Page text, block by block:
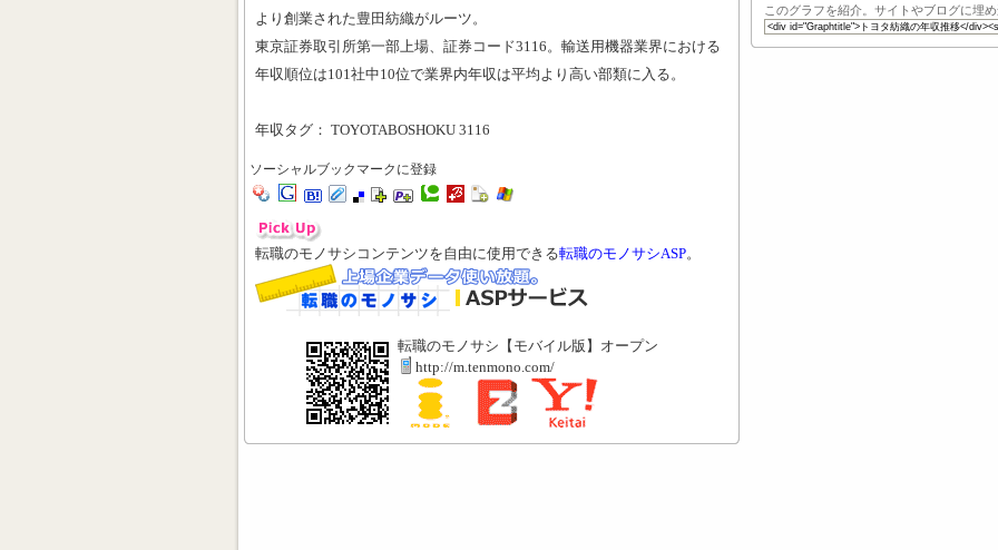
より創業された豊田紡織がルーツ。
東京証券取引所第一部上場、証券コード3116。輸送用機器業界における
年収順位は101社中10位で業界内年収は平均より高い部類に入る。
年収タグ： TOYOTABOSHOKU 3116
ソーシャルブックマークに登録
転職のモノサシコンテンツを自由に使用できる転職のモノサシASP。
転職のモノサシ【モバイル版】オープン
http://m.tenmono.com/
このグラフを紹介。サイトやブログに埋